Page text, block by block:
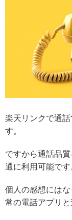
楽天リンクで通
す。
ですから通話品
通に利用可能です
個人の感想には
常の電話アプリと